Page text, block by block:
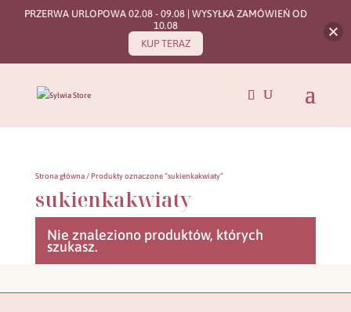
Strona główna/ Produkty oznaczone “sukienkakwiaty”
sukienkakwiaty
Nie znaleziono produktów, których
szukasz.
PRZERWA URLOPOWA 02.08 - 09.08 | WYSYŁKA ZAMÓWIEŃ OD
10.08
KUP TERAZ